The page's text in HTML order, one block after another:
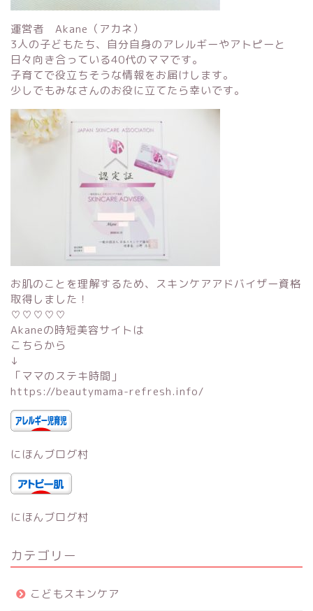
運営者 Akane（アカネ）
3人の子どもたち、自分自身のアレルギーやアトピーと
日々向き合っている40代のママです。
子育てで役立ちそうな情報をお届けします。
少しでもみなさんのお役に立てたら幸いです。
お肌のことを理解するため、スキンケアアドバイザー資格
取得しました！
♡♡♡♡♡
Akaneの時短美容サイトは
こちらから
↓
「ママのステキ時間 」
https://beautymama-refresh.info/
にほんブログ村
にほんブログ村
カテゴリー
こどもスキンケア